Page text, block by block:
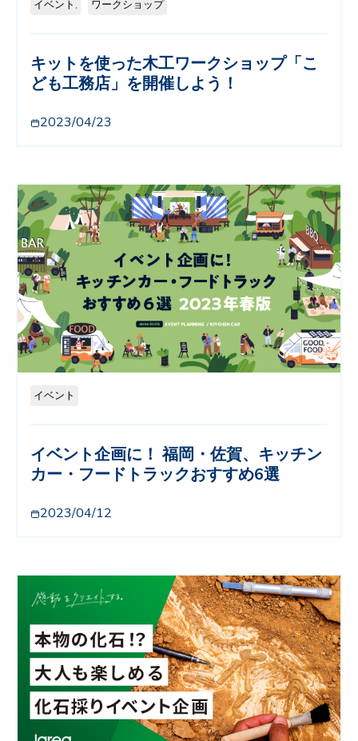
イベント, ワークショップ
キットを使った木工ワークショップ「こ
ども工務店」を開催しよう！
2023/04/23
イベント
イベント企画に！ 福岡・佐賀、キッチン
カー・フードトラックおすすめ6選
2023/04/12